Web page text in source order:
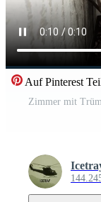
Auf Pinterest
Zimmer mit